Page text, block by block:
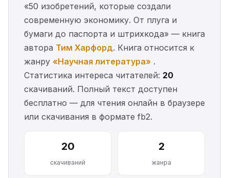
«50 изобретений, которые создали
современную экономику. От плуга и
бумаги до паспорта и штрихкода» — книга
автора Тим Харфорд. Книга относится к
жанру «Научная литература» .
Статистика интереса читателей: 20
скачиваний. Полный текст доступен
бесплатно — для чтения онлайн в браузере
или скачивания в формате fb2.
20
скачиваний
2
жанра